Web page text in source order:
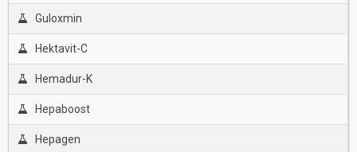
Guloxmin
Hektavit-C
Hemadur-K
Hepaboost
Hepagen